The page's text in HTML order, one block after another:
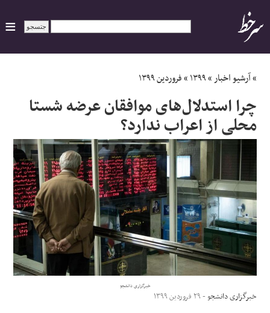
ایران
سیاسی
اقتصاد
ورزشی
جهان
اجتماعی
حوادث
علوم و فن آوری
»آرشیو اخبار»۱۳۹۹»فروردین ۱۳۹۹
چرا استدلال‌های موافقان عرضه شستا
محلی از اعراب ندارد؟
خبرگزاری دانشجو
خبرگزاری دانشجو- ۲۹ فروردین ۱۳۹۹